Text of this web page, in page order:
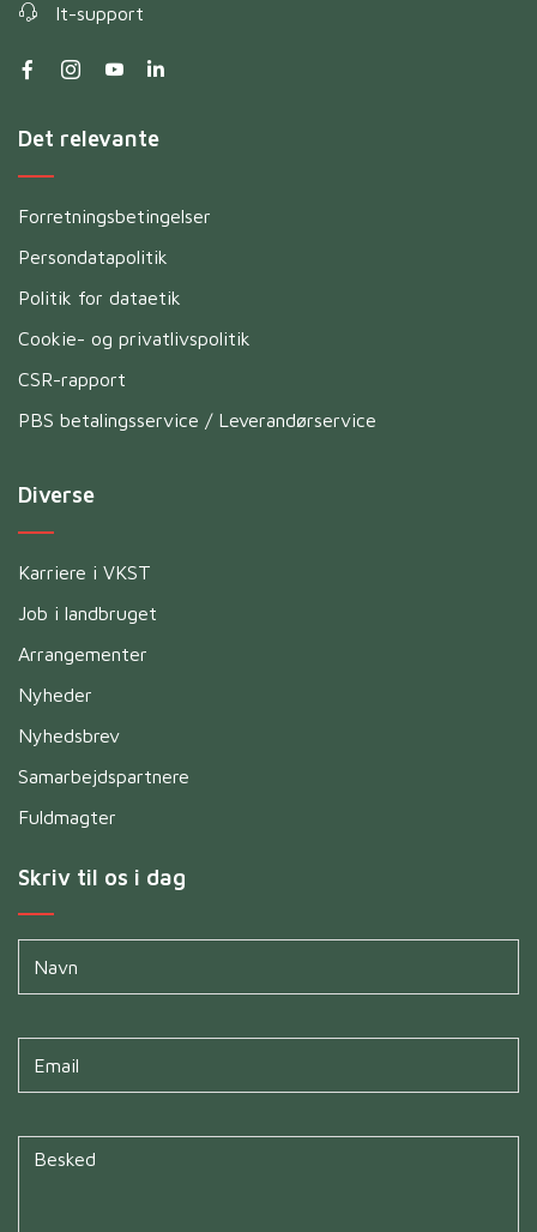
It-support
Det relevante
Forretningsbetingelser
Persondatapolitik
Politik for dataetik
Cookie- og privatlivspolitik
CSR-rapport
PBS betalingsservice / Leverandørservice
Diverse
Karriere i VKST
Job i landbruget
Arrangementer
Nyheder
Nyhedsbrev
Samarbejdspartnere
Fuldmagter
Skriv til os i dag
Navn*
Untitled*
Untitled*